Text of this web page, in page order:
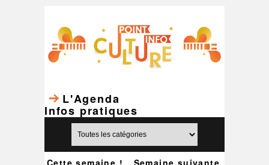
L'Agenda
Infos pratiques
Semaine suivante
Cette semaine !